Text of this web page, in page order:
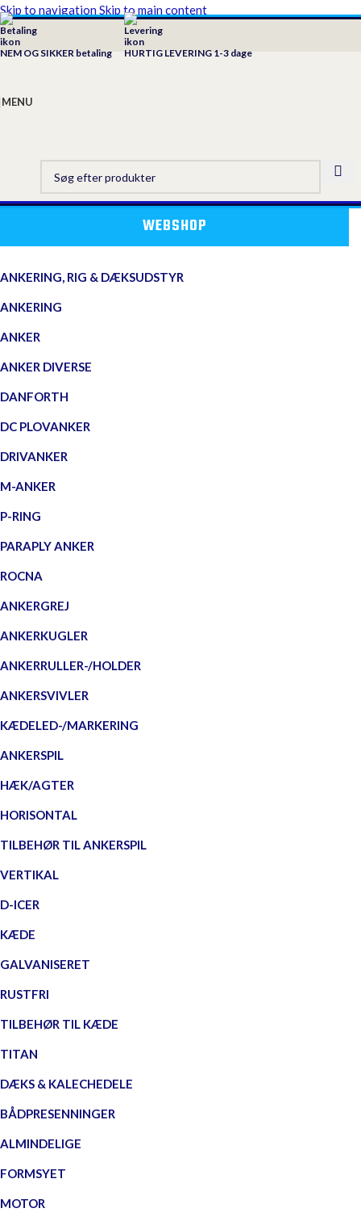
Skip to navigation Skip to main content
NEM OG SIKKER betaling HURTIG LEVERING 1-3 dage
MENU
WEBSHOP
ANKERING, RIG & DÆKSUDSTYR
ANKERING
ANKER
ANKER DIVERSE
DANFORTH
DC PLOVANKER
DRIVANKER
M-ANKER
P-RING
PARAPLY ANKER
ROCNA
ANKERGREJ
ANKERKUGLER
ANKERRULLER-/HOLDER
ANKERSVIVLER
KÆDELED-/MARKERING
ANKERSPIL
HÆK/AGTER
HORISONTAL
TILBEHØR TIL ANKERSPIL
VERTIKAL
D-ICER
KÆDE
GALVANISERET
RUSTFRI
TILBEHØR TIL KÆDE
TITAN
DÆKS & KALECHEDELE
BÅDPRESENNINGER
ALMINDELIGE
FORMSYET
MOTOR